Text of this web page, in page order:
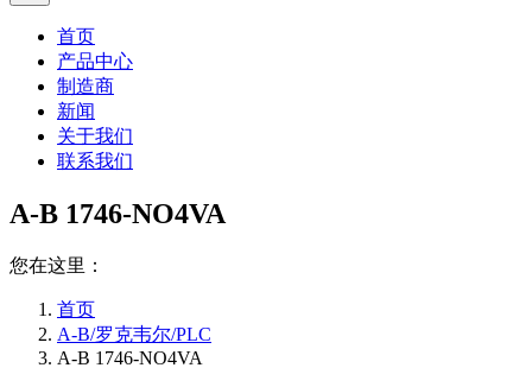
首页
产品中心
制造商
新闻
关于我们
联系我们
A-B 1746-NO4VA
您在这里：
首页
A-B/罗克韦尔/PLC
A-B 1746-NO4VA